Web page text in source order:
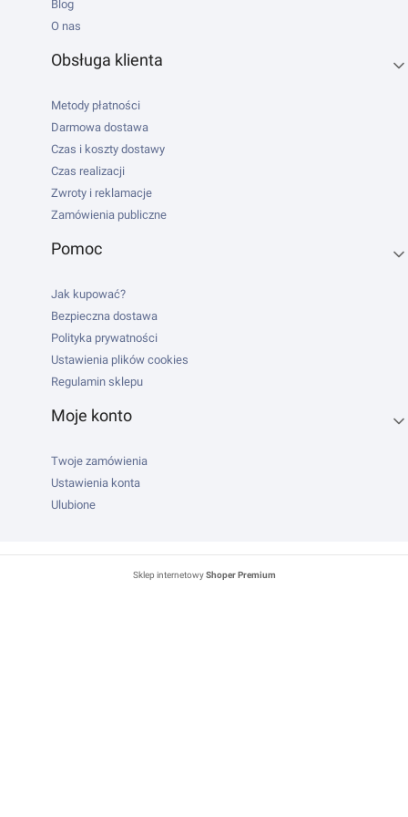
Blog
O nas
Obsługa klienta
Metody płatności
Darmowa dostawa
Czas i koszty dostawy
Czas realizacji
Zwroty i reklamacje
Zamówienia publiczne
Pomoc
Jak kupować?
Bezpieczna dostawa
Polityka prywatności
Ustawienia plików cookies
Regulamin sklepu
Moje konto
Twoje zamówienia
Ustawienia konta
Ulubione
Sklep internetowyShoper Premium